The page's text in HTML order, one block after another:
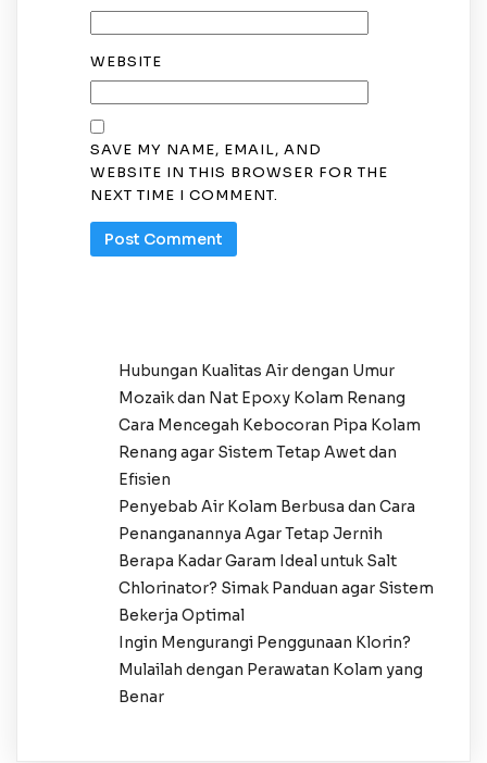
WEBSITE
SAVE MY NAME, EMAIL, AND
WEBSITE IN THIS BROWSER FOR THE
NEXT TIME I COMMENT.
Hubungan Kualitas Air dengan Umur
Mozaik dan Nat Epoxy Kolam Renang
Cara Mencegah Kebocoran Pipa Kolam
Renang agar Sistem Tetap Awet dan
Efisien
Penyebab Air Kolam Berbusa dan Cara
Penanganannya Agar Tetap Jernih
Berapa Kadar Garam Ideal untuk Salt
Chlorinator? Simak Panduan agar Sistem
Bekerja Optimal
Ingin Mengurangi Penggunaan Klorin?
Mulailah dengan Perawatan Kolam yang
Benar